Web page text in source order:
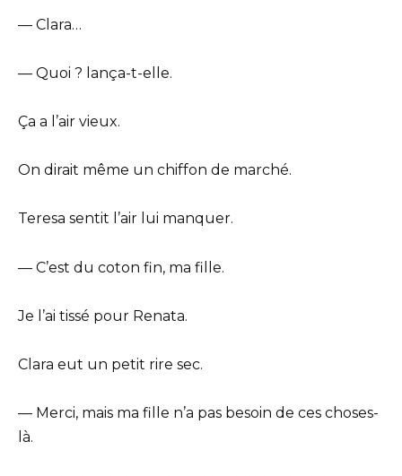
— Clara…
— Quoi ? lança-t-elle.
Ça a l’air vieux.
On dirait même un chiffon de marché.
Teresa sentit l’air lui manquer.
— C’est du coton fin, ma fille.
Je l’ai tissé pour Renata.
Clara eut un petit rire sec.
— Merci, mais ma fille n’a pas besoin de ces choses-
là.